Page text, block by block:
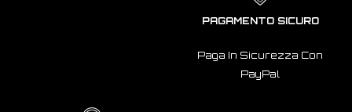
PAGAMENTO SICURO
Paga In Sicurezza Con
PayPal